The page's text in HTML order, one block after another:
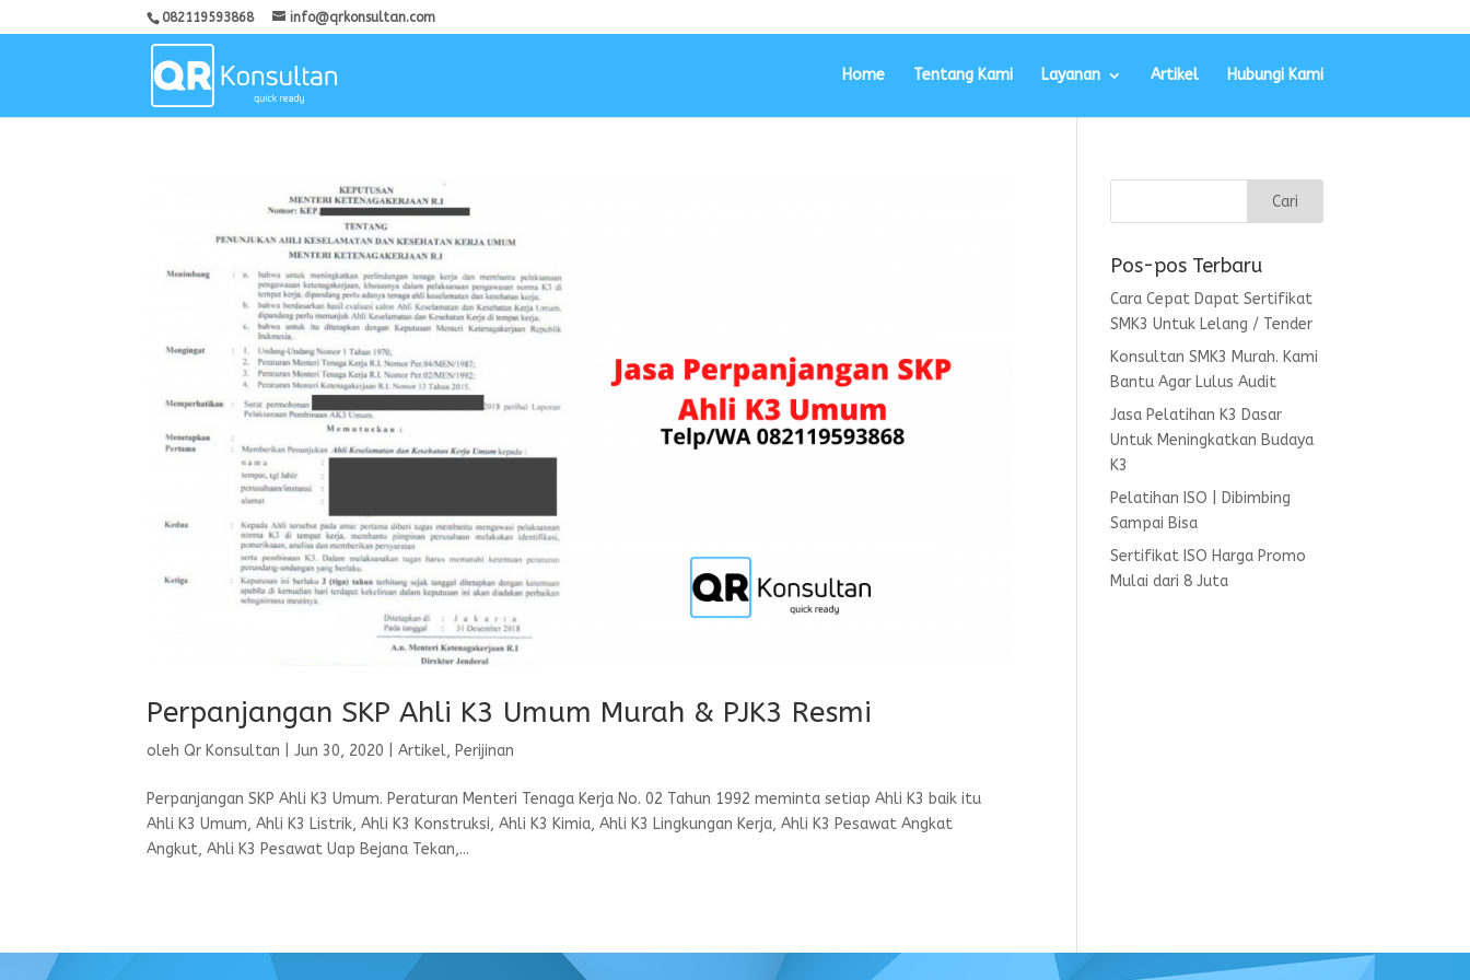
082119593868 info@qrkonsultan.com
Home Tentang Kami Layanan Artikel Hubungi Kami
Perpanjangan SKP Ahli K3 Umum Murah & PJK3 Resmi
olehQr Konsultan |Jun 30, 2020 |Artikel, Perijinan
Perpanjangan SKP Ahli K3 Umum. Peraturan Menteri Tenaga Kerja No. 02 Tahun 1992 meminta setiap Ahli K3 baik itu
Ahli K3 Umum, Ahli K3 Listrik, Ahli K3 Konstruksi, Ahli K3 Kimia, Ahli K3 Lingkungan Kerja, Ahli K3 Pesawat Angkat
Angkut, Ahli K3 Pesawat Uap Bejana Tekan,...
Pos-pos Terbaru
Cara Cepat Dapat Sertifikat
SMK3 Untuk Lelang / Tender
Konsultan SMK3 Murah. Kami
Bantu Agar Lulus Audit
Jasa Pelatihan K3 Dasar
Untuk Meningkatkan Budaya
K3
Pelatihan ISO | Dibimbing
Sampai Bisa
Sertifikat ISO Harga Promo
Mulai dari 8 Juta